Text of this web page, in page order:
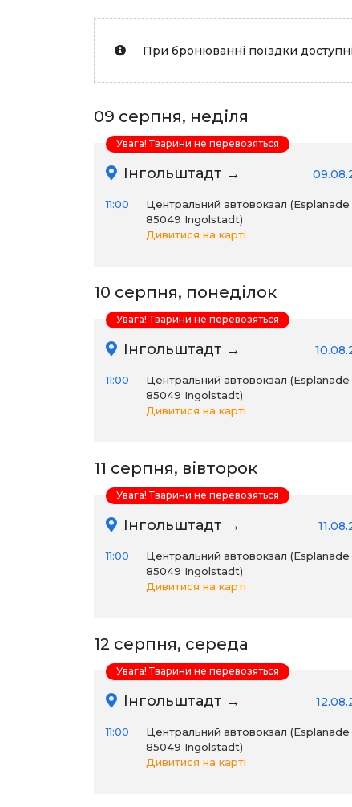
При бронюванні поїздки
09 серпня, неділя
Інгольштадт →
11:00
Центральний автовокзал (Esplanade
85049 Ingolstadt)
Дивитися на карті
Увага! Тварини не перевозяться
10 серпня, понеділок
Інгольштадт →
11:00
Центральний автовокзал (Esplanade
85049 Ingolstadt)
Дивитися на карті
Увага! Тварини не перевозяться
11 серпня, вівторок
Інгольштадт →
11:00
Центральний автовокзал (Esplanade
85049 Ingolstadt)
Дивитися на карті
Увага! Тварини не перевозяться
12 серпня, середа
Інгольштадт →
11:00
Центральний автовокзал (Esplanade
85049 Ingolstadt)
Дивитися на карті
Увага! Тварини не перевозяться